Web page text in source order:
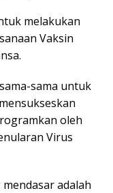
melakukan
Vaksin
sama untuk
oleh
Virus
adalah